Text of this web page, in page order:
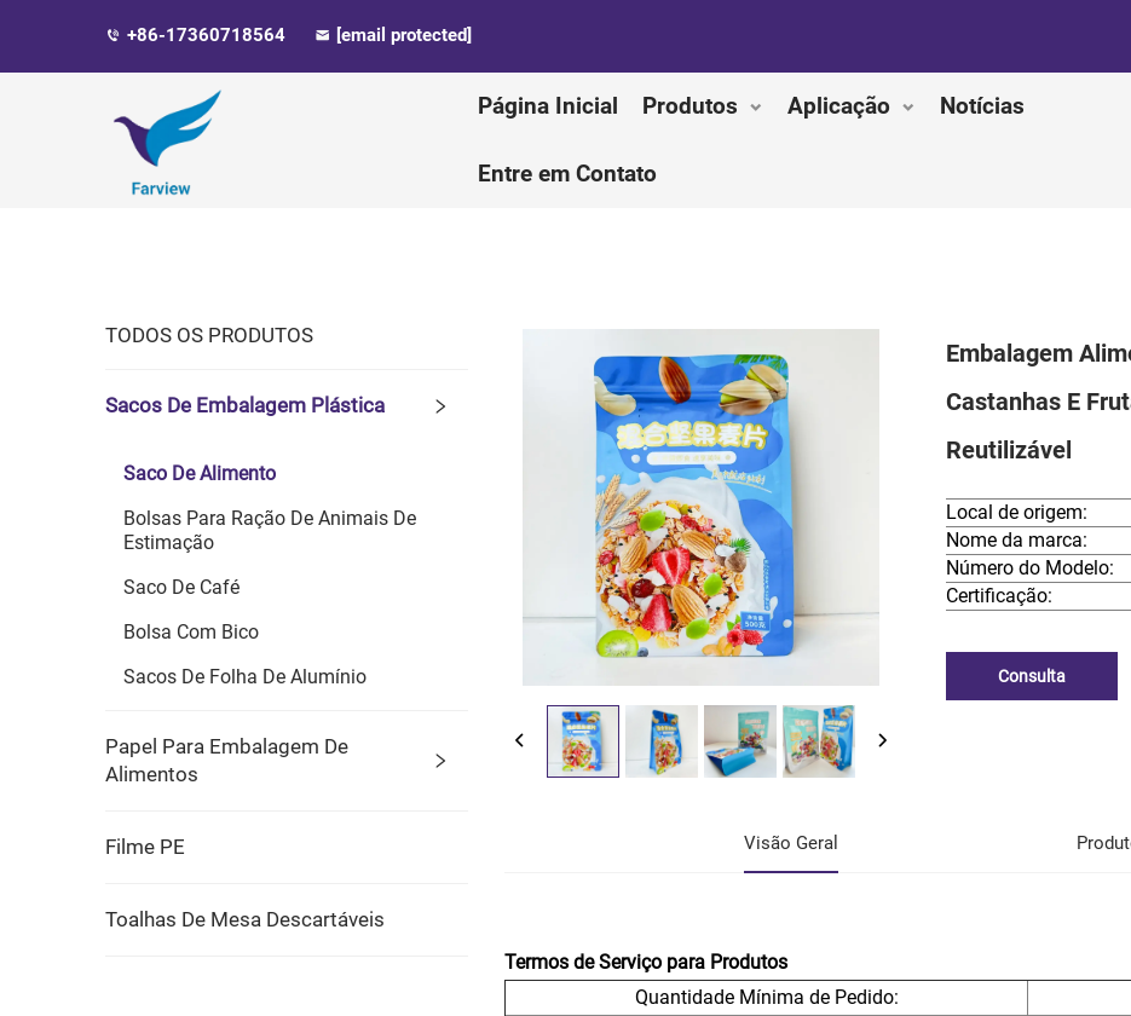
+86-17360718564 [email protected]
Página Inicial Produtos Aplicação Notícias
Entre em Contato
TODOS OS PRODUTOS
Sacos De Embalagem Plástica
Saco De Alimento
Bolsas Para Ração De Animais De
Estimação
Saco De Café
Bolsa Com Bico
Sacos De Folha De Alumínio
Papel Para Embalagem De
Alimentos
Filme PE
Toalhas De Mesa Descartáveis
Embalagem
Castanhas E
Reutilizável
Local de origem:
Nome da marca:
Número do Modelo:
Certificação:
Consulta
Visão Geral
Termos de Serviço para Produtos
Quantidade Mínima de Pedido: